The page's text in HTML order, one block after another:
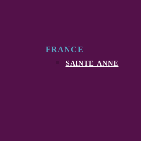
FRANCE
sainte anne